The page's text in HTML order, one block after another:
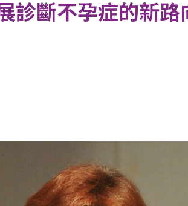
診斷不孕症的新路